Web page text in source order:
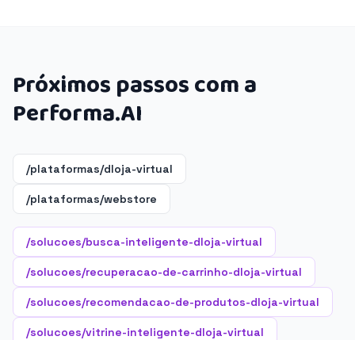
Próximos passos com a
Performa.AI
/plataformas/dloja-virtual
/plataformas/webstore
/solucoes/busca-inteligente-dloja-virtual
/solucoes/recuperacao-de-carrinho-dloja-virtual
/solucoes/recomendacao-de-produtos-dloja-virtual
/solucoes/vitrine-inteligente-dloja-virtual